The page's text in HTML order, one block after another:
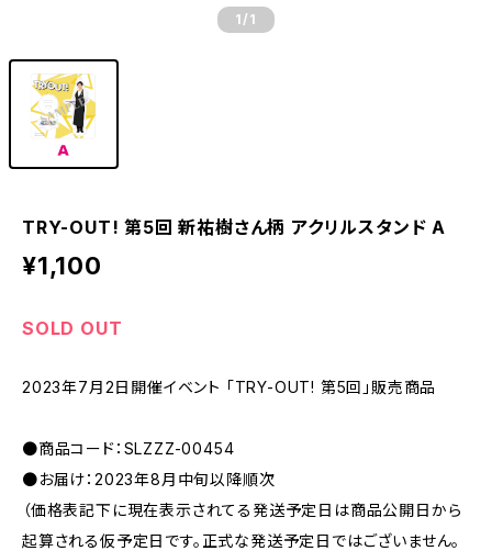
1 /1
TRY-OUT! 第5回 新祐樹さん柄 アクリルスタンド A
¥1,100
SOLD OUT
2023年7月2日開催イベント 「TRY-OUT! 第5回」販売商品
●商品コード：SLZZZ-00454
●お届け：2023年8月中旬以降順次
（価格表記下に現在表示されてる発送予定日は商品公開日から
起算される仮予定日です。正式な発送予定日ではございません。